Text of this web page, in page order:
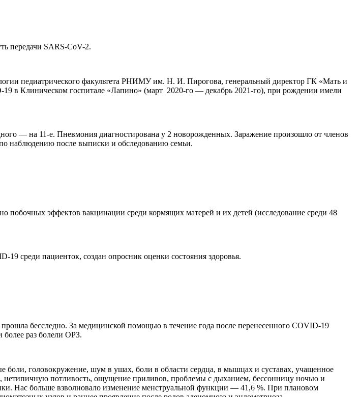
передачи SARS-CoV-2.
педиатрического факультета РНИМУ им. Н. И. Пирогова, генеральный директор ГК «Мать и
в Клиническом госпитале «Лапино» (март 2020-го — декабрь 2021-го), при рождении имели
— на 11-е. Пневмония диагностирована у 2 новорожденных. Заражение произошло от членов
наблюдению после выписки и обследованию семьи.
эффектов вакцинации среди кормящих матерей и их детей (исследование среди 48
среди пациенток, создан опросник оценки состояния здоровья.
бесследно. За медицинской помощью в течение года после перенесенного COVID-19
более раз болели ОРЗ.
головокружение, шум в ушах, боли в области сердца, в мышцах и суставах, учащенное
нетипичную потливость, ощущение приливов, проблемы с дыханием, бессонницу ночью и
Нас больше взволновало изменение менструальной функции — 41,6 %. При плановом